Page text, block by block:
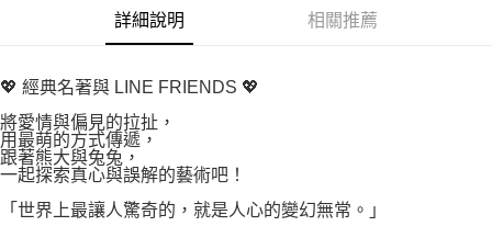
權轉讓予恩沛科技股份有限公司。
２．關於個人資料處理事宜，請瀏覽以下網址：
https://aftee.tw/terms/#terms3
「AFTEE先享後付」，若未經同意申辦者引起之損失，本公司不負相關責
４．使用「AFTEE先享後付」時，將依據個別帳號之用戶狀況，依本公司即
時審查核予不同之上限額度；若仍有額度不足之情形，本公司將視審查結果
請求用戶進行身份認證。
５．嚴禁一人註冊多個帳號或使用他人資訊註冊。若發現惡意使用之情形，
恩沛科技股份有限公司將有權停止該用戶之使用額度並採取法律行動。
付款後7-11取貨
每筆NT$80，滿NT$500(含以上)免運費
宅配
每筆NT$100，滿NT$800(含以上)免運費
國家/地區配送
詳細說明 相關推薦
💖 經典名著與 LINE FRIENDS 💖
將愛情與偏見的拉扯，
用最萌的方式傳遞，
跟著熊大與兔兔，
一起探索真心與誤解的藝術吧！
「世界上最讓人驚奇的，就是人心的變幻無常。」